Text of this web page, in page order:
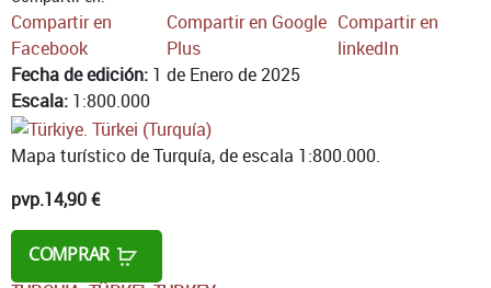
Compartir en
Facebook
Compartir en Google
Plus
Compartir en
linkedIn
Fecha de edición: 1 de Enero de 2025
Escala: 1:800.000
Mapa turístico de Turquía, de escala 1:800.000.
pvp.14,90 €
COMPRAR